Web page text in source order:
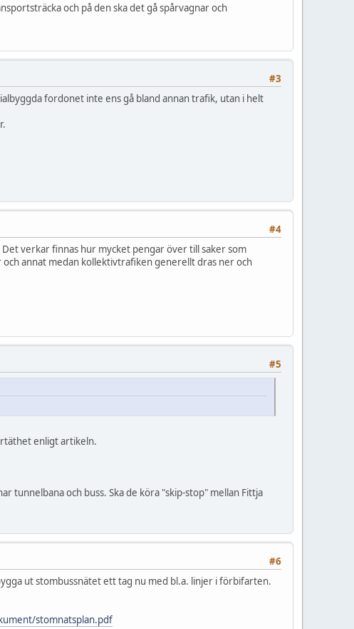
och på den ska det gå spårvagnar och
#3
fordonet inte ens gå bland annan trafik, utan i helt
#4
verkar finnas hur mycket pengar över till saker som
annat medan kollektivtrafiken generellt dras ner och
#5
enligt artikeln.
tunnelbana och buss. Ska de köra "skip-stop" mellan Fittja
#6
ut stombussnätet ett tag nu med bl.a. linjer i förbifarten.
stomnatsplan.pdf